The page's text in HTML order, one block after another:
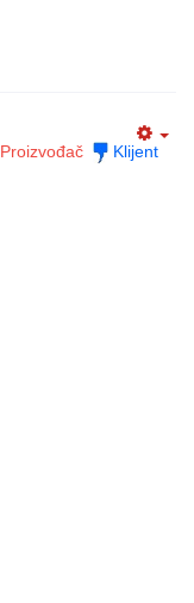
Proizvođač Klijent